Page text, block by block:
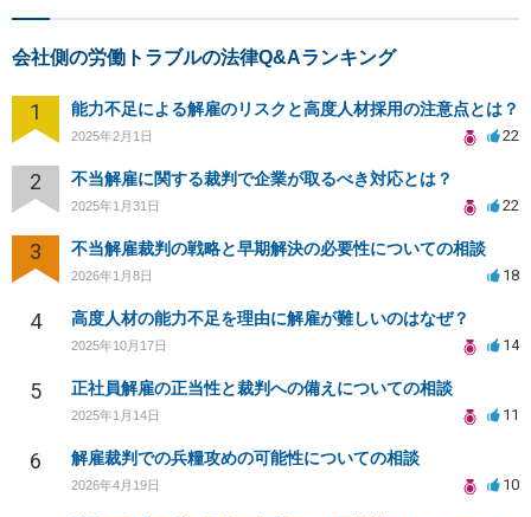
会社側の労働トラブルの法律Q&Aランキング
1 能力不足による解雇のリスクと高度人材採用の注意点とは？
2025年2月1日 22
2 不当解雇に関する裁判で企業が取るべき対応とは？
2025年1月31日 22
3 不当解雇裁判の戦略と早期解決の必要性についての相談
2026年1月8日 18
4 高度人材の能力不足を理由に解雇が難しいのはなぜ？
2025年10月17日 14
5 正社員解雇の正当性と裁判への備えについての相談
2025年1月14日 11
6 解雇裁判での兵糧攻めの可能性についての相談
2026年4月19日 10